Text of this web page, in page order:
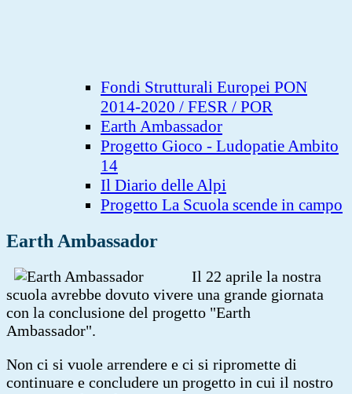
Fondi Strutturali Europei PON
2014-2020 / FESR / POR
Earth Ambassador
Progetto Gioco - Ludopatie Ambito
14
Il Diario delle Alpi
Progetto La Scuola scende in campo
Earth Ambassador
Il 22 aprile la nostra
scuola avrebbe dovuto vivere una grande giornata
con la conclusione del progetto "Earth
Ambassador".
Non ci si vuole arrendere e ci si ripromette di
continuare e concludere un progetto in cui il nostro